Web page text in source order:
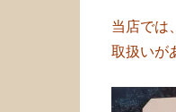
当店では、
取扱いが